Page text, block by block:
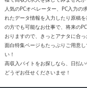
面白特集ページもたっぷりご用意
い！
高収入バイトをお探しなら、日払
どうぞお任せくださいませ！
All contents
reserved. 掲載記事、